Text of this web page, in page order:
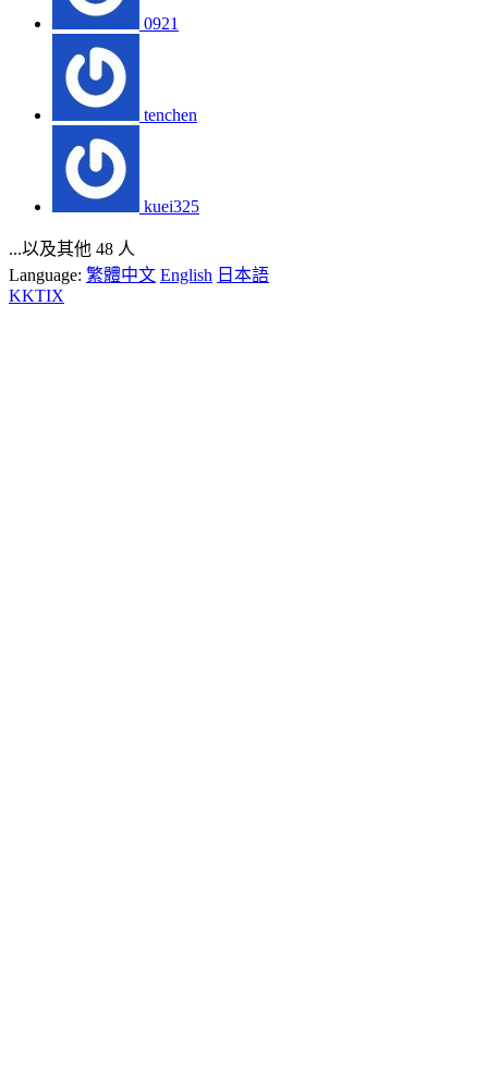
0921
tenchen
kuei325
...以及其他 48 人
Language: 繁體中文 English 日本語
KKTIX